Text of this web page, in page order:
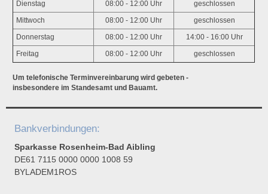
Dienstag 08:00 - 12:00 Uhr geschlossen
Mittwoch 08:00 - 12:00 Uhr geschlossen
Donnerstag 08:00 - 12:00 Uhr 14:00 - 16:00 Uhr
Freitag 08:00 - 12:00 Uhr geschlossen
Um telefonische Terminvereinbarung wird gebeten -
insbesondere im Standesamt und Bauamt.
Bankverbindungen:
Sparkasse Rosenheim-Bad Aibling
DE61 7115 0000 0000 1008 59
BYLADEM1ROS